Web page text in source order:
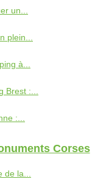
un...
plein...
à...
Brest :...
:...
Corses
la...